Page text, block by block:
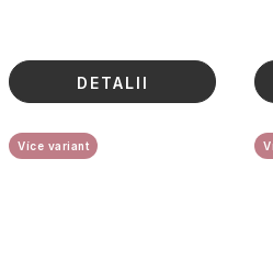
DETALII
Více variant